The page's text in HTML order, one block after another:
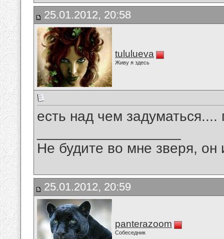
25.01.2012, 20:58
tululueva
Живу я здесь
есть над чем задуматься....
Не будите во мне зверя, он
25.01.2012, 20:59
panterazoom
Собеседник